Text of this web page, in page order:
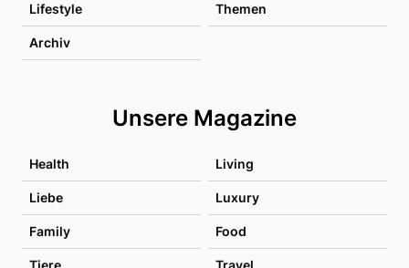
Lifestyle Themen
Archiv
Unsere Magazine
Health Living
Liebe Luxury
Family Food